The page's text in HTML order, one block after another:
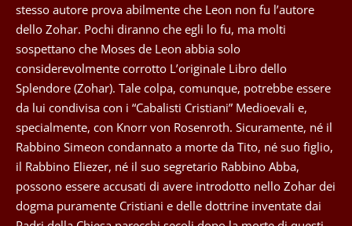
stesso autore prova abilmente che Leon non fu l’autore
dello Zohar. Pochi diranno che egli lo fu, ma molti
sospettano che Moses de Leon abbia solo
considerevolmente corrotto L’originale Libro dello
Splendore (Zohar). Tale colpa, comunque, potrebbe essere
da lui condivisa con i “Cabalisti Cristiani” Medioevali e,
specialmente, con Knorr von Rosenroth. Sicuramente, né il
Rabbino Simeon condannato a morte da Tito, né suo figlio,
il Rabbino Eliezer, né il suo segretario Rabbino Abba,
possono essere accusati di avere introdotto nello Zohar dei
dogma puramente Cristiani e delle dottrine inventate dai